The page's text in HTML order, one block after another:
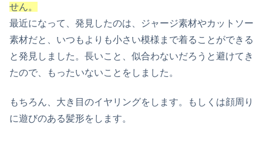
せん。
最近になって、発見したのは、ジャージ素材やカットソー
素材だと、いつもよりも小さい模様まで着ることができる
と発見しました。長いこと、似合わないだろうと避けてき
たので、もったいないことをしました。
もちろん、大き目のイヤリングをします。もしくは顔周り
に遊びのある髪形をします。